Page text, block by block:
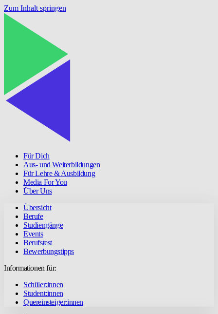
Zum Inhalt springen
Für Dich
Aus- und Weiterbildungen
Für Lehre & Ausbildung
Media For You
Über Uns
Übersicht
Berufe
Studiengänge
Events
Berufstest
Bewerbungstipps
Informationen für:
Schüler:innen
Student:innen
Quereinsteiger:innen